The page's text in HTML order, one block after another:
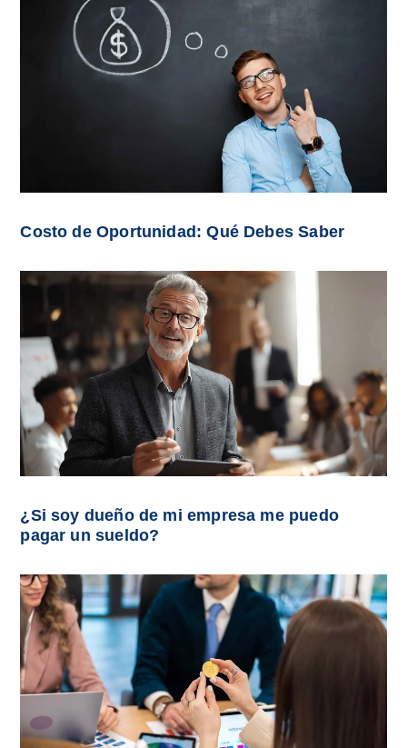
Costo de Oportunidad: Qué Debes Saber
¿Si soy dueño de mi empresa me puedo
pagar un sueldo?